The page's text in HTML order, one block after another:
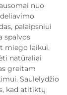
nuo
palaipsniui
spalvos
miego laikui.
natūraliai
greitam
Saulelydžio
kad atitiktų